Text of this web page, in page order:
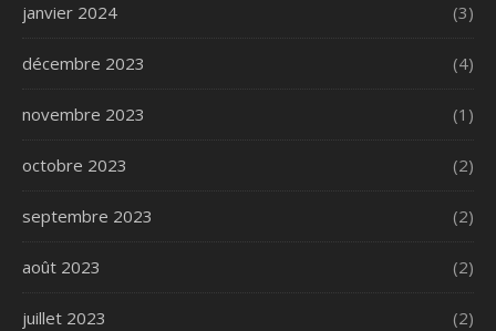
janvier 2024 (3)
décembre 2023 (4)
novembre 2023 (1)
octobre 2023 (2)
septembre 2023 (2)
août 2023 (2)
juillet 2023 (2)